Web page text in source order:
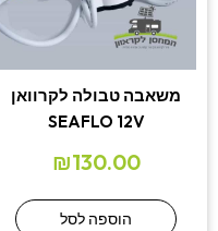
משאבה טבולה לקרוואן
SEAFLO 12V
₪130.00
הוספה לסל